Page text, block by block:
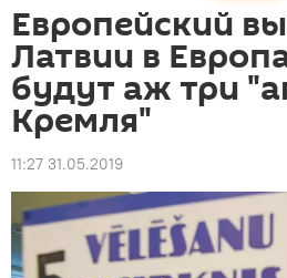
Европейский
Латвии в
будут аж три
Кремля"
11:27 31.05.2019